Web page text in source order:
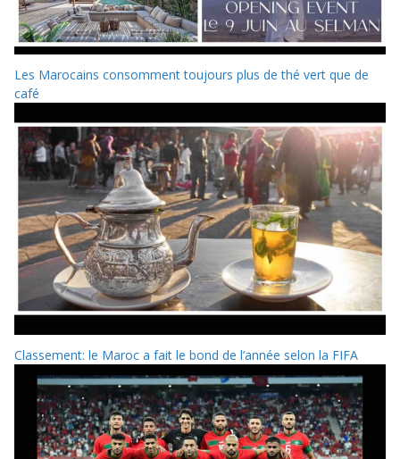
Les Marocains consomment toujours plus de thé vert que de
café
Classement: le Maroc a fait le bond de l’année selon la FIFA